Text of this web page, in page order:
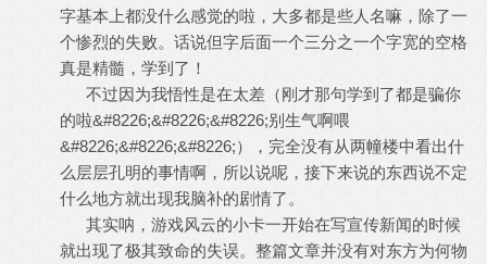
字基本上都没什么感觉的啦，大多都是些人名嘛，除了一
个惨烈的失败。话说但字后面一个三分之一个字宽的空格
真是精髓，学到了！
不过因为我悟性是在太差（刚才那句学到了都是骗你
的啦&#8226;&#8226;&#8226;别生气啊喂
&#8226;&#8226;&#8226;），完全没有从两幢楼中看出什
么层层孔明的事情啊，所以说呢，接下来说的东西说不定
什么地方就出现我脑补的剧情了。
其实呐，游戏风云的小卡一开始在写宣传新闻的时候
就出现了极其致命的失误。整篇文章并没有对东方为何物